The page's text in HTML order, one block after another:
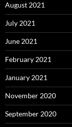
August 2021
July 2021
June 2021
February 2021
January 2021
November 2020
September 2020